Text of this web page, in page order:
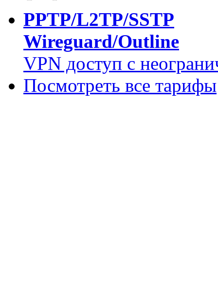
PPTP/L2TP/SSTP
Wireguard/Outline
VPN доступ с
Посмотреть все тарифы